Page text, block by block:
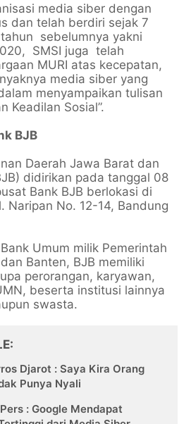
media siber dengan
dan telah berdiri sejak 7
sebelumnya yakni
SMSI juga telah
MURI atas kecepatan,
media siber yang
menyampaikan tulisan
Keadilan Sosial”.
BJB
Daerah Jawa Barat dan
didirikan pada tanggal 08
Bank BJB berlokasi di
Naripan No. 12-14, Bandung
Umum milik Pemerintah
Banten, BJB memiliki
perorangan, karyawan,
beserta institusi lainnya
swasta.
Djarot : Saya Kira Orang
Punya Nyali
: Google Mendapat